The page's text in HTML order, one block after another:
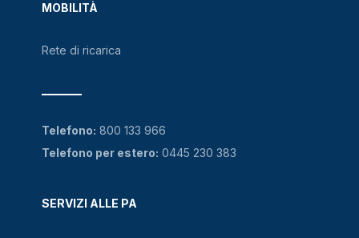
MOBILITÀ
Rete di ricarica
SERVIZI ALLE PA
Telefono: 800 133 966
Telefono per estero: 0445 230 383